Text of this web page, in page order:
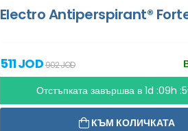
Electro Antiperspirant®
511 JOD902 JOD
Отстъпката завършва в 1d :09h
КЪМ КОЛИЧКАТА